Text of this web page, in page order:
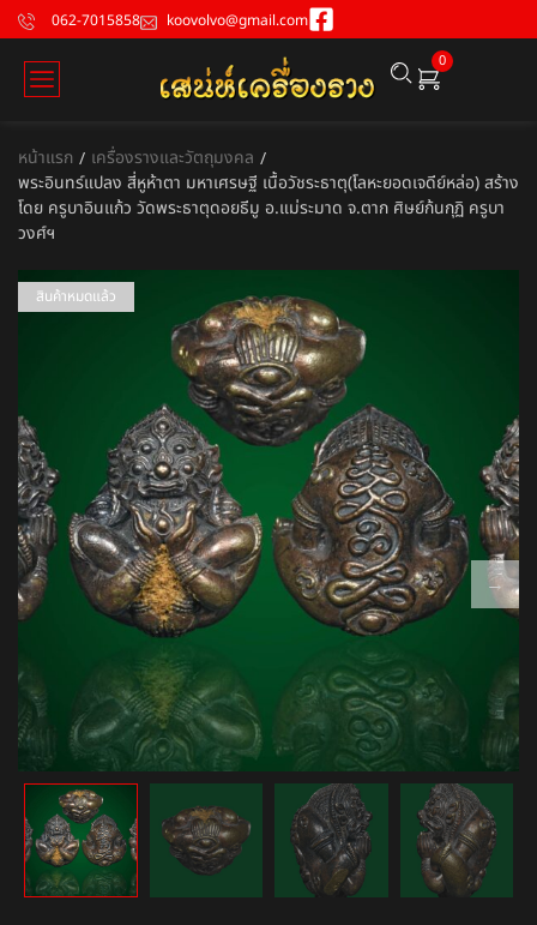
062-7015858 koovolvo@gmail.com
0
หน้าแรก / เครื่องรางและวัตถุมงคล /
พระอินทร์แปลง สี่หูห้าตา มหาเศรษฐี เนื้อวัชระธาตุ(โลหะยอดเจดีย์หล่อ) สร้าง
โดย ครูบาอินแก้ว วัดพระธาตุดอยธีมู อ.แม่ระมาด จ.ตาก ศิษย์ก้นกุฏิ ครูบา
วงศ์ฯ
สินค้าหมดแล้ว